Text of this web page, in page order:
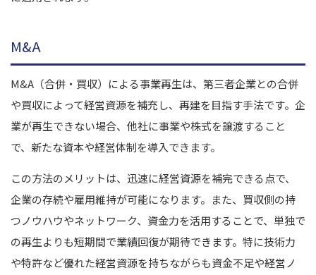
M&A
M&A（合併・買収）による事業再生は、第三者企業との合併
や買収によって経営資源を補充し、再建を目指す手法です。企
業が再生できない場合、他社に事業や株式を譲渡すること
で、新たな資本や経営体制を導入できます。
この方法のメリットは、迅速に経営資源を補完できる点で、
企業の存続や雇用維持が可能になります。また、買収側の持
つノウハウやネットワーク、資金力を活用することで、単独で
の再生よりも短期間で業績回復が期待できます。特に技術力
や特許など優れた経営資源を持ちながらも資金不足や経営ノ